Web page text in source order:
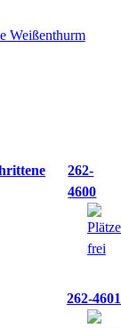
Weißenthurm
262-
4600
262-4601